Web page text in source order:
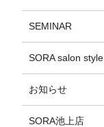
SEMINAR
SORA salon style
お知らせ
SORA池上店